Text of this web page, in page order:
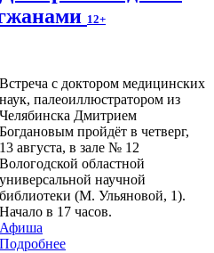
12+
Встреча с доктором медицинских
наук, палеоиллюстратором из
Челябинска Дмитрием
Богдановым пройдёт в четверг,
13 августа, в зале № 12
Вологодской областной
универсальной научной
библиотеки (М. Ульяновой, 1).
Начало в 17 часов.
Афиша
Подробнее